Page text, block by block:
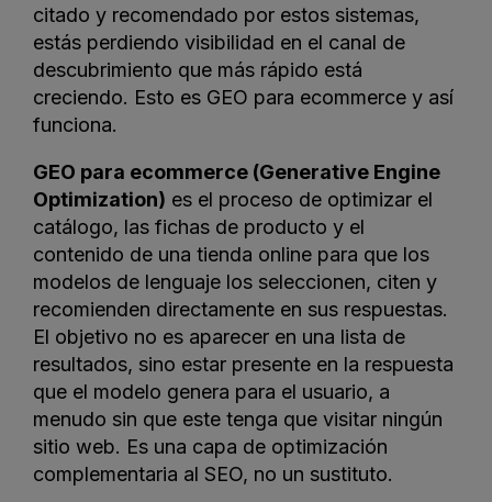
citado y recomendado por estos sistemas,
estás perdiendo visibilidad en el canal de
descubrimiento que más rápido está
creciendo. Esto es GEO para ecommerce y así
funciona.
GEO para ecommerce (Generative Engine
Optimization) es el proceso de optimizar el
catálogo, las fichas de producto y el
contenido de una tienda online para que los
modelos de lenguaje los seleccionen, citen y
recomienden directamente en sus respuestas.
El objetivo no es aparecer en una lista de
resultados, sino estar presente en la respuesta
que el modelo genera para el usuario, a
menudo sin que este tenga que visitar ningún
sitio web. Es una capa de optimización
complementaria al SEO, no un sustituto.